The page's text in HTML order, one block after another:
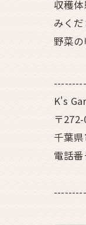
収穫
みく
野菜
K's
〒
千葉
電話